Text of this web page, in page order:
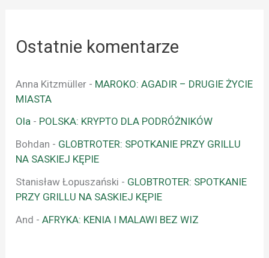
Ostatnie komentarze
Anna Kitzmüller - MAROKO: AGADIR – DRUGIE ŻYCIE
MIASTA
Ola - POLSKA: KRYPTO DLA PODRÓŻNIKÓW
Bohdan - GLOBTROTER: SPOTKANIE PRZY GRILLU
NA SASKIEJ KĘPIE
Stanisław Łopuszański - GLOBTROTER: SPOTKANIE
PRZY GRILLU NA SASKIEJ KĘPIE
And -AFRYKA: KENIA I MALAWI BEZ WIZ